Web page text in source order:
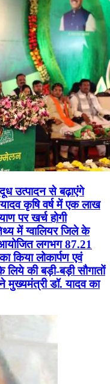
उत्पादन से बढ़ाएंगे
कृषि वर्ष में एक लाख
पर खर्च होगी
में ग्वालियर जिले के
लगभग 87.21
किया लोकार्पण एवं
की बड़ी-बड़ी सौगातों
मुख्यमंत्री डॉ. यादव का